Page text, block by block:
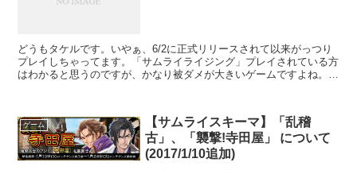
どうもタケルです。いやぁ、6/2に正式リリースされて以来がっつり
プレイしちゃってます。「サムライライジング」プレイされている方
はわかると思うのですが、かなり被ダメが大きいゲームですよね。と
ゲーム
【サムライスキーマ】「乱稽
古」、「襲撃!寺田屋」 について
(2017/1/10追加)